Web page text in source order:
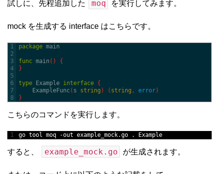
試しに、先程追加した moq を実行してみます。
mock を生成する interface はこちらです。
1
2
3
4
5
6
7
8
package main
func main ( )
{
}
type Example interface {
ExampleFunc( s string ) ( string , error)
}
こちらのコマンドを実行します。
1 go tool moq -out example_mock.go . Example
すると、 example_mock.go が生成されます。